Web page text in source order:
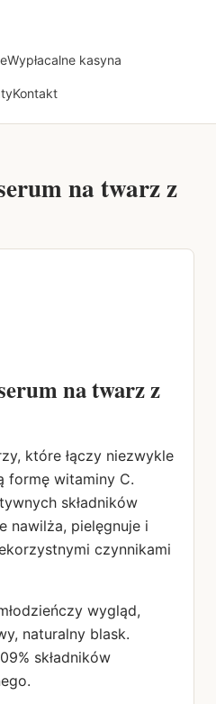
Wypłacalne kasyna
Kontakt
na twarz z
na twarz z
które łączy niezwykle
formę witaminy C.
składników
nawilża, pielęgnuje i
czynnikami
wygląd,
naturalny blask.
składników